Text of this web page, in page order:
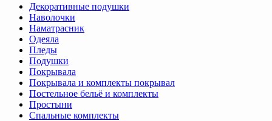
Декоративные подушки
Наволочки
Наматрасник
Одеяла
Пледы
Подушки
Покрывала
Покрывала и комплекты покрывал
Постельное бельё и комплекты
Простыни
Спальные комплекты